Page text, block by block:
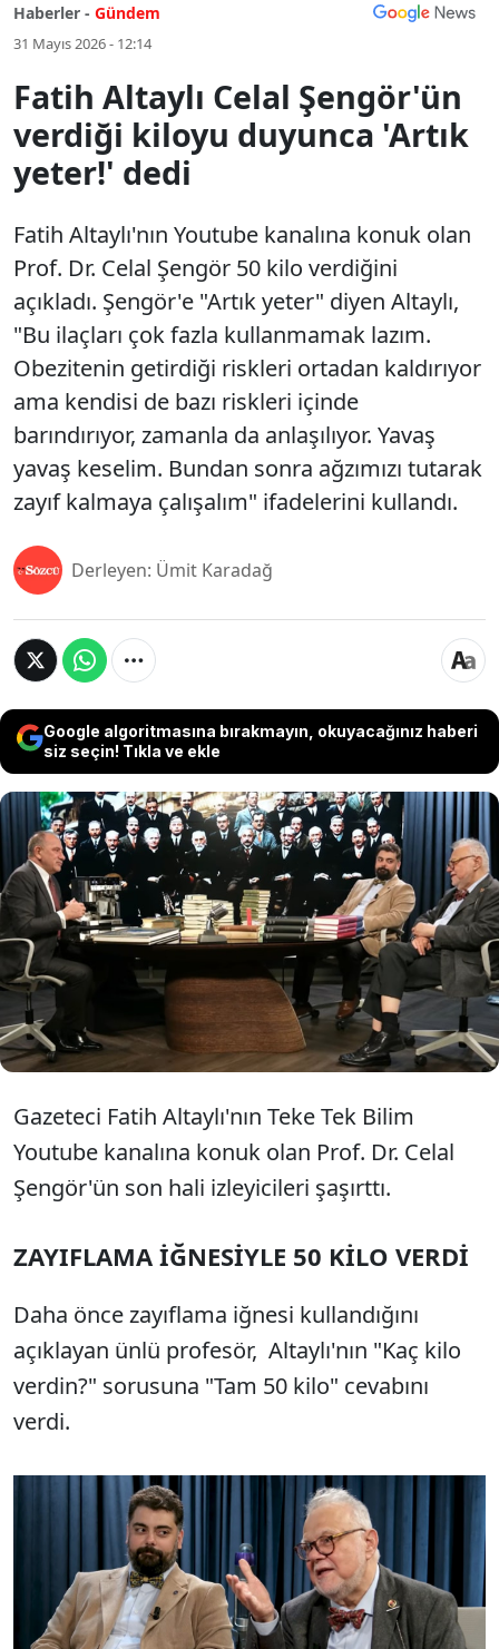
Haberler - Gündem
31 Mayıs 2026 - 12:14
Fatih Altaylı Celal Şengör'ün
verdiği kiloyu duyunca 'Artık
yeter!' dedi
Fatih Altaylı'nın Youtube kanalına konuk olan
Prof. Dr. Celal Şengör 50 kilo verdiğini
açıkladı. Şengör'e "Artık yeter" diyen Altaylı,
"Bu ilaçları çok fazla kullanmamak lazım.
Obezitenin getirdiği riskleri ortadan kaldırıyor
ama kendisi de bazı riskleri içinde
barındırıyor, zamanla da anlaşılıyor. Yavaş
yavaş keselim. Bundan sonra ağzımızı tutarak
zayıf kalmaya çalışalım" ifadelerini kullandı.
Derleyen: Ümit Karadağ
Google algoritmasına bırakmayın, okuyacağınız haberi
siz seçin! Tıkla ve ekle
Fatih Altaylı'nın Youtube kanalına konuk olan Prof.
Dr. Celal Şengör 50 kilo verdiğini açıkladı. Şengör'e
"Artık yeter" diyen Altaylı, "Bu ilaçları çok fazla
kullanmamak lazım. Obezitenin getirdiği riskleri
ortadan kaldırıyor ama kendisi de bazı riskleri
içinde barındırıyor, zamanla da anlaşılıyor. Yavaş
yavaş keselim. Bundan sonra ağzımızı tutarak zayıf
kalmaya çalışalım" ifadelerini kullandı.
Gazeteci Fatih Altaylı'nın Teke Tek Bilim
Youtube kanalına konuk olan Prof. Dr. Celal
Şengör'ün son hali izleyicileri şaşırttı.
ZAYIFLAMA İĞNESİYLE 50 KİLO VERDİ
Daha önce zayıflama iğnesi kullandığını
açıklayan ünlü profesör, Altaylı'nın "Kaç kilo
verdin?" sorusuna "Tam 50 kilo" cevabını
verdi.